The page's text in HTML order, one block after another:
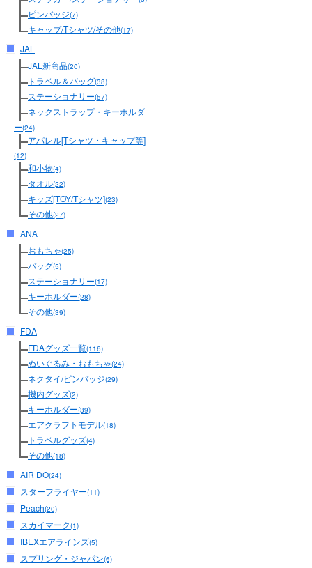
ピンバッジ(7)
キャップ/Tシャツ/その他(17)
JAL
JAL新商品(20)
トラベル＆バッグ(38)
ステーショナリー(57)
ネックストラップ・キーホルダ
ー(24)
アパレル[Tシャツ・キャップ等]
(12)
和小物(4)
タオル(22)
キッズ[TOY/Tシャツ](23)
その他(27)
ANA
おもちゃ(25)
バッグ(5)
ステーショナリー(17)
キーホルダー(28)
その他(39)
FDA
FDAグッズ一覧(116)
ぬいぐるみ・おもちゃ(24)
ネクタイ/ピンバッジ(29)
機内グッズ(2)
キーホルダー(39)
エアクラフトモデル(18)
トラベルグッズ(4)
その他(18)
AIR DO(24)
スターフライヤー(11)
Peach(20)
スカイマーク(1)
IBEXエアラインズ(5)
スプリング・ジャパン(6)